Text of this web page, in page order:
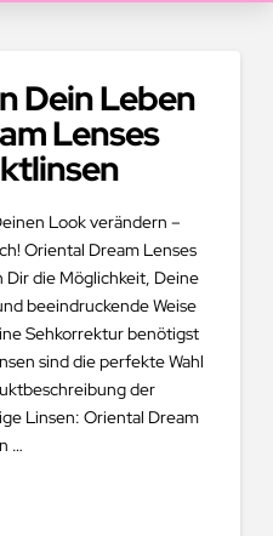
Dein Leben
Lenses
Look verändern –
Oriental Dream Lenses
die Möglichkeit, Deine
beeindruckende Weise
Sehkorrektur benötigst
sind die perfekte Wahl
der
Linsen: Oriental Dream
…